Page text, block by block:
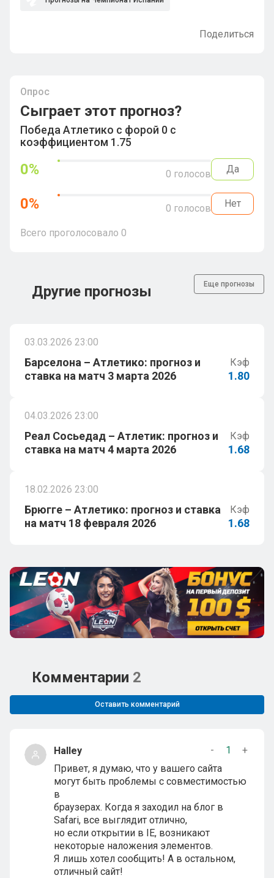
Поделиться
Опрос
Сыграет этот прогноз?
Победа Атлетико с форой 0 с
коэффициентом 1.75
0% 0 голосов Да
0% 0 голосов Нет
Всего проголосовало 0
Другие прогнозы Еще прогнозы
03.03.2026 23:00
Барселона – Атлетико: прогноз и
ставка на матч 3 марта 2026
Кэф
1.80
04.03.2026 23:00
Реал Сосьедад – Атлетик: прогноз и
ставка на матч 4 марта 2026
Кэф
1.68
18.02.2026 23:00
Брюгге – Атлетико: прогноз и ставка
на матч 18 февраля 2026
Кэф
1.68
Комментарии 2
Оставить комментарий
Halley - 1
+
Привет, я думаю, что у вашего сайта
могут быть проблемы с совместимостью
в
браузерах. Когда я заходил на блог в
Safari, все выглядит отлично,
но если открытии в IE, возникают
некоторые наложения элементов.
Я лишь хотел сообщить! А в остальном,
отличный сайт!